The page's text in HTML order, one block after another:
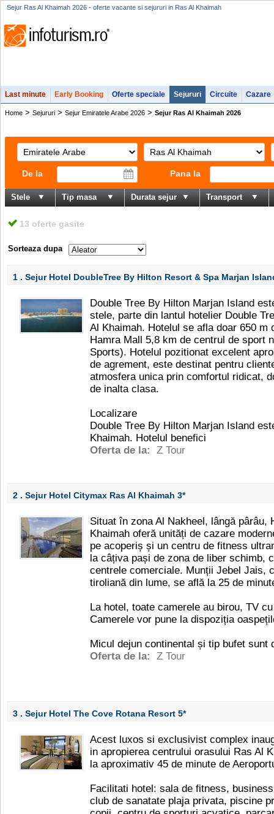
Sejur Ras Al Khaimah 2026 - oferte vacante si sejururi in Ras Al Khaimah
Last minute Early Booking Oferte speciale Sejururi Circuite Cazare
Home > Sejururi > Sejur Emiratele Arabe 2026 > Sejur Ras Al Khaimah 2026
De la Pana la
Stele Tip masa Durata sejur Transport
13 oferte gasite
Sorteaza dupa
1 . Sejur Hotel DoubleTree By Hilton Resort & Spa Marjan
Double Tree By Hilton Marjan Island
stele, parte din lantul hotelier Double
Al Khaimah. Hotelul se afla doar 650 m
Hamra Mall 5,8 km de centrul de sport
Sports). Hotelul pozitionat excelent
de agrement, este destinat pentru
atmosfera unica prin comfortul ridicat,
de inalta clasa.
Localizare
Double Tree By Hilton Marjan Island
Khaimah. Hotelul benefici
Oferta de la:
Z Tour
2 . Sejur Hotel Citymax Ras Al Khaimah 3*
Situat în zona Al Nakheel, lângă pârâu,
Khaimah oferă unități de cazare
pe acoperiș și un centru de fitness
la câțiva pași de zona de liber schimb,
centrele comerciale. Munții Jebel Jais,
tiroliană din lume, se află la 25 de
La hotel, toate camerele au birou, TV
Camerele vor pune la dispoziția
Micul dejun continental și tip bufet sunt
Oferta de la:
Z Tour
3 . Sejur Hotel The Cove Rotana Resort 5*
Acest luxos si exclusivist complex
in apropierea centrului orasului Ras Al
la aproximativ 45 de minute de
Facilitati hotel: sala de fitness,
club de sanatate plaja privata, piscine